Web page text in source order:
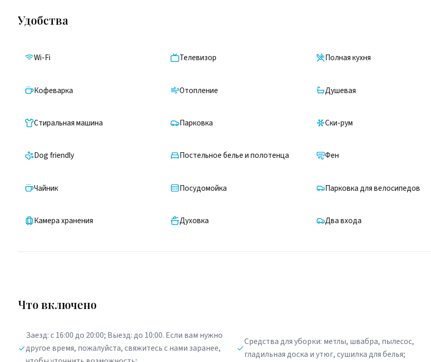
Удобства
Wi-Fi Телевизор Полная кухня
Кофеварка Отопление Душевая
Стиральная машина Парковка Ски-рум
Dog friendly Постельное белье и полотенца Фен
Чайник Посудомойка Парковка для велосипедов
Камера хранения Духовка Два входа
Что включено
Заезд: с 16:00 до 20:00; Выезд: до 10:00. Если вам нужно
другое время, пожалуйста, свяжитесь с нами заранее,
Средства для уборки: метлы, швабра, пылесос,
гладильная доска и утюг, сушилка для белья;